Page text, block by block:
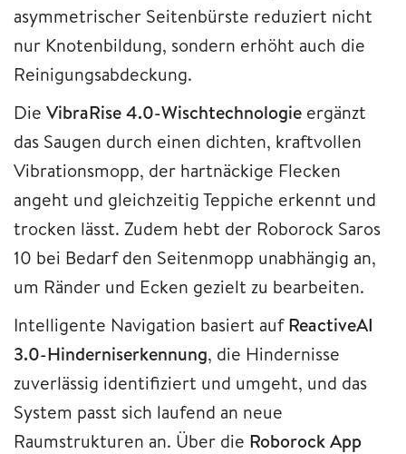
asymmetrischer Seitenbürste reduziert nicht
nur Knotenbildung, sondern erhöht auch die
Reinigungsabdeckung.
Die VibraRise 4.0-Wischtechnologie ergänzt
das Saugen durch einen dichten, kraftvollen
Vibrationsmopp, der hartnäckige Flecken
angeht und gleichzeitig Teppiche erkennt und
trocken lässt. Zudem hebt der Roborock Saros
10 bei Bedarf den Seitenmopp unabhängig an,
um Ränder und Ecken gezielt zu bearbeiten.
Intelligente Navigation basiert aufReactiveAI
3.0-Hinderniserkennung, die Hindernisse
zuverlässig identifiziert und umgeht, und das
System passt sich laufend an neue
Raumstrukturen an. Über die Roborock App